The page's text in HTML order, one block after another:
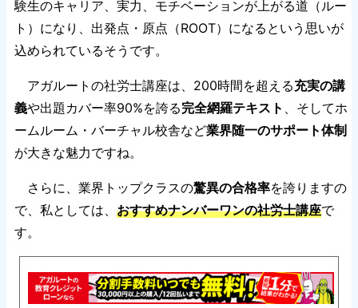
験生のキャリア、実力、モチベーションが上がる道（ルー
ト）になり、出発点・原点（ROOT）になるという思いが
込められているそうです。
アガルートの社労士講座は、200時間を超える充実の講
義や出題カバー率90%を誇る完全網羅テキスト 、そしてホ
ームルーム・バーチャル校舎など業界随一のサポート体制
が大きな魅力ですね。
さらに、業界トップクラスの驚異の合格率を誇りますの
で、私としては、 おすすめナンバーワンの社労士講座で
す。